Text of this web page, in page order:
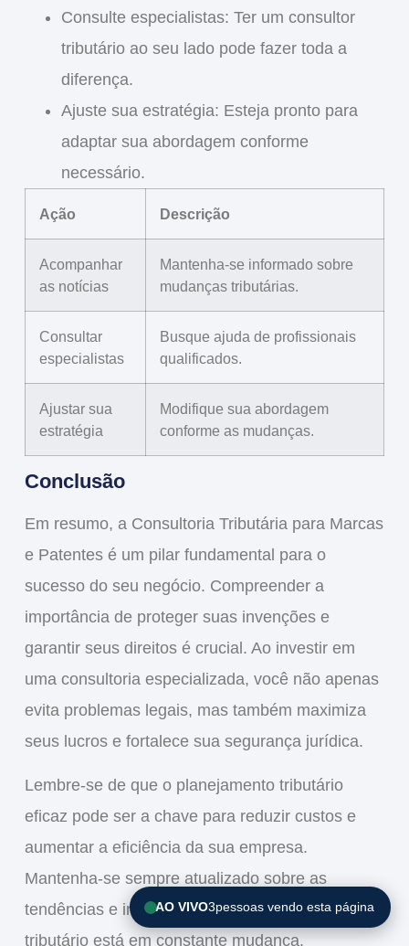
Consulte especialistas: Ter um consultor
tributário ao seu lado pode fazer toda a
diferença.
Ajuste sua estratégia: Esteja pronto para
adaptar sua abordagem conforme
necessário.
Ação Descrição
Acompanhar
as notícias
Mantenha-se informado sobre
mudanças tributárias.
Consultar
especialistas
Busque ajuda de profissionais
qualificados.
Ajustar sua
estratégia
Modifique sua abordagem
conforme as mudanças.
Conclusão
Em resumo, a Consultoria Tributária para Marcas
e Patentesé um pilar fundamental para o
sucesso do seu negócio. Compreender a
importância de proteger suas invenções e
garantir seus direitos é crucial. Ao investir em
uma consultoria especializada, você não apenas
evita problemas legais, mas também maximiza
seus lucrose fortalece sua segurança jurídica.
Lembre-se de que o planejamento tributário
eficaz pode ser a chave para reduzir custos e
aumentar a eficiência da sua empresa.
Mantenha-se sempre atualizado sobre as
tendênciase inovações na área, pois o cenário
tributário está em constante mudança.
AO VIVO3pessoas vendo esta página